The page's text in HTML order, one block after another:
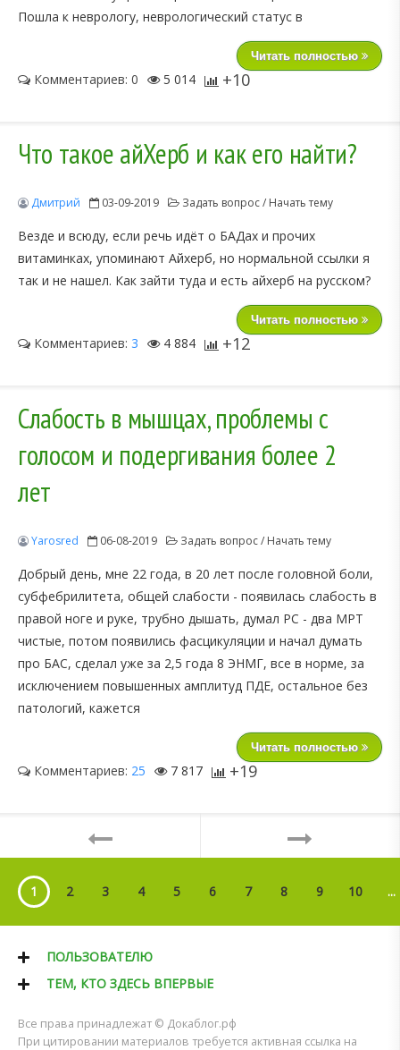
Пошла к неврологу, неврологический статус в
Читать полностью
Комментариев: 0 5 014 +10
Что такое айХерб и как его найти?
Дмитрий 03-09-2019 Задать вопрос / Начать тему
Везде и всюду, если речь идёт о БАДах и прочих
витаминках, упоминают Айхерб, но нормальной ссылки я
так и не нашел. Как зайти туда и есть айхерб на русском?
Читать полностью
Комментариев: 3 4 884 +12
Слабость в мышцах, проблемы с
голосом и подергивания более 2
лет
Yarosred 06-08-2019 Задать вопрос / Начать тему
Добрый день, мне 22 года, в 20 лет после головной боли,
субфебрилитета, общей слабости - появилась слабость в
правой ноге и руке, трубно дышать, думал РС - два МРТ
чистые, потом появились фасцикуляции и начал думать
про БАС, сделал уже за 2,5 года 8 ЭНМГ, все в норме, за
исключением повышенных амплитуд ПДЕ, остальное без
патологий, кажется
Читать полностью
Комментариев: 25 7 817 +19
1 2 3 4 5 6 7 8 9 10 ...
ПОЛЬЗОВАТЕЛЮ
ТЕМ, КТО ЗДЕСЬ ВПЕРВЫЕ
Все права принадлежат © Докаблог.рф
При цитировании материалов требуется активная ссылка на